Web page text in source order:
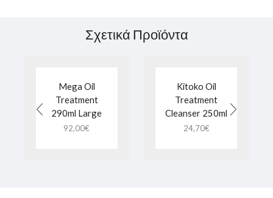
Σχετικά Προϊόντα
Mega Oil
Treatment
290ml Large
92,00€
Kitoko Oil
Treatment
Cleanser 250ml
24,70€